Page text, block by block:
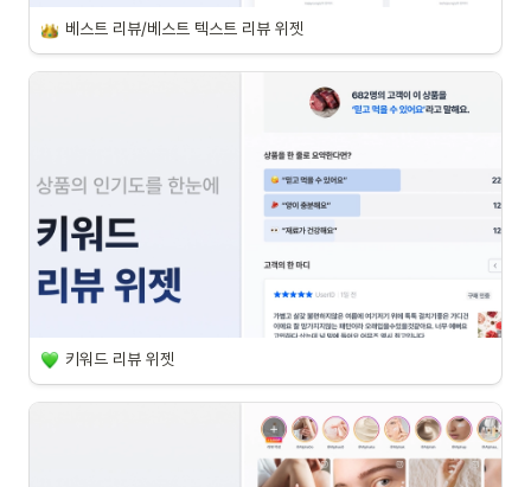
베스트 리뷰/베스트 텍스트 리뷰 위젯
키워드 리뷰 위젯